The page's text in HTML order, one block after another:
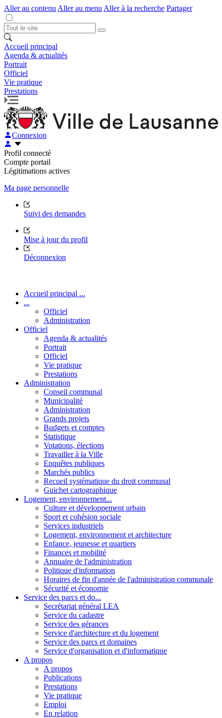
Aller au contenu Aller au menu Aller à la recherche Partager
Accueil principal
Agenda & actualités
Portrait
Officiel
Vie pratique
Prestations
Connexion
Profil connecté
Compte portail
Légitimations actives
Ma page personnelle
Suivi des demandes
Mise à jour du profil
Déconnexion
Accueil principal ...
...
Officiel
Administration
Officiel
Agenda & actualités
Portrait
Officiel
Vie pratique
Prestations
Administration
Conseil communal
Municipalité
Administration
Grands projets
Budgets et comptes
Statistique
Votations, élections
Travailler à la Ville
Enquêtes publiques
Marchés publics
Recueil systématique du droit communal
Guichet cartographique
Logement, environnement...
Culture et développement urbain
Sport et cohésion sociale
Services industriels
Logement, environnement et architecture
Enfance, jeunesse et quartiers
Finances et mobilité
Annuaire de l'administration
Politique d'information
Horaires de fin d'année de l'administration communale
Sécurité et économie
Service des parcs et do...
Secrétariat général LEA
Service du cadastre
Service des gérances
Service d'architecture et du logement
Service des parcs et domaines
Service d'organisation et d'informatique
A propos
A propos
Publications
Prestations
Vie pratique
Emploi
En relation